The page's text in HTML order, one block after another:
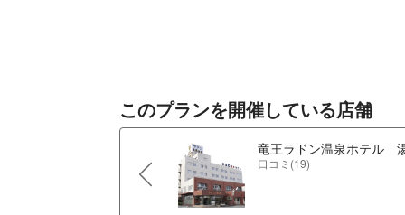
このプランを開催している店舗
竜王ラドン温泉ホテル
口コミ(19)